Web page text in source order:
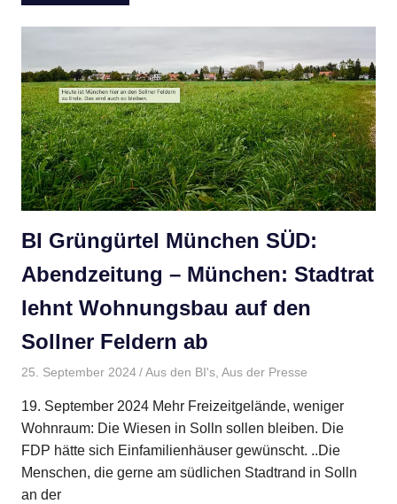
BI Grüngürtel München SÜD:
Abendzeitung – München: Stadtrat
lehnt Wohnungsbau auf den
Sollner Feldern ab
25. September 2024 BMBI
Aus den BI's, Aus der Presse
19. September 2024 Mehr Freizeitgelände, weniger
Wohnraum: Die Wiesen in Solln sollen bleiben. Die
FDP hätte sich Einfamilienhäuser gewünscht. ..Die
Menschen, die gerne am südlichen Stadtrand in Solln
an der